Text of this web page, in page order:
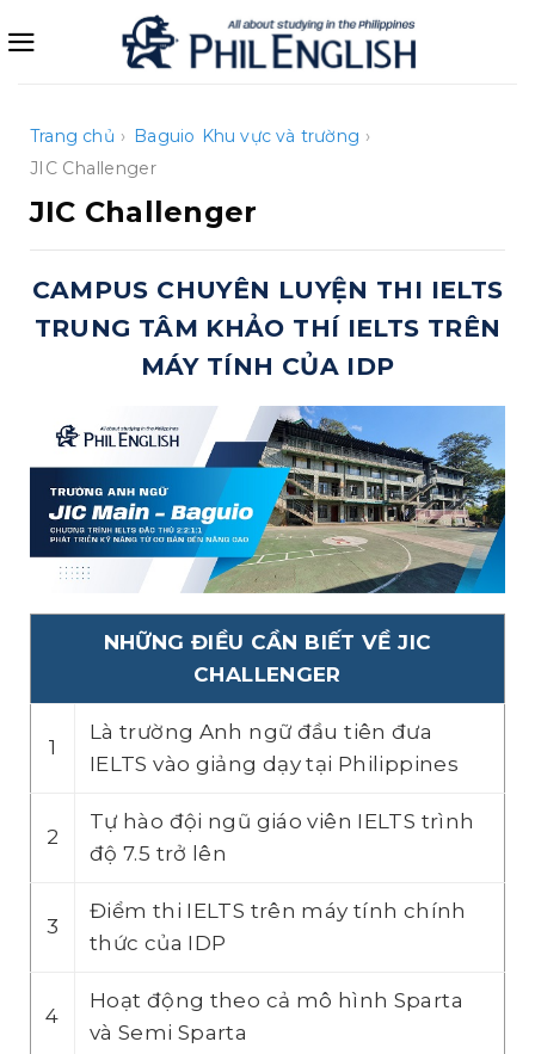
qua
Trang chủ › Baguio Khu vực và trường ›
JIC Challenger
JIC Challenger
CAMPUS CHUYÊN LUYỆN THI IELTS
TRUNG TÂM KHẢO THÍ IELTS TRÊN
MÁY TÍNH CỦA IDP
NHỮNG ĐIỀU CẦN BIẾT VỀ JIC
CHALLENGER
1
Là trường Anh ngữ đầu tiên đưa
IELTS vào giảng dạy tại Philippines
2
Tự hào đội ngũ giáo viên IELTS trình
độ 7.5 trở lên
3
Điểm thi IELTS trên máy tính chính
thức của IDP
4
Hoạt động theo cả mô hình Sparta
và Semi Sparta